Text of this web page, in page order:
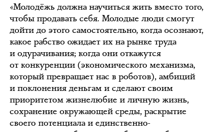
«Молодёжь должна научиться жить вместо того,
чтобы продавать себя. Молодые люди смогут
дойти до этого самостоятельно, когда осознают,
какое рабство ожидает их на рынке труда
и одурачивания; когда они откажутся
от конкуренции (экономического механизма,
который превращает нас в роботов), амбиций
и поклонения деньгам и сделают своим
приоритетом жизнелюбие и личную жизнь,
сохранение окружающей среды, раскрытие
своего потенциала и единственно-